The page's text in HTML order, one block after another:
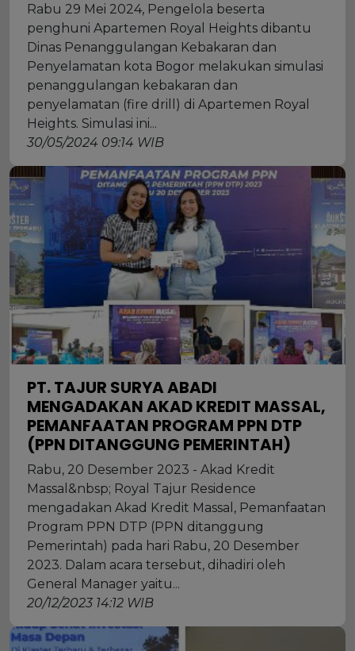
Rabu 29 Mei 2024, Pengelola beserta
penghuni Apartemen Royal Heights dibantu
Dinas Penanggulangan Kebakaran dan
Penyelamatan kota Bogor melakukan simulasi
penanggulangan kebakaran dan
penyelamatan (fire drill) di Apartemen Royal
Heights. Simulasi ini...
30/05/2024 09:14 WIB
PT. TAJUR SURYA ABADI
MENGADAKAN AKAD KREDIT MASSAL,
PEMANFAATAN PROGRAM PPN DTP
(PPN DITANGGUNG PEMERINTAH)
Rabu, 20 Desember 2023 - Akad Kredit
Massal&nbsp; Royal Tajur Residence
mengadakan Akad Kredit Massal, Pemanfaatan
Program PPN DTP (PPN ditanggung
Pemerintah) pada hari Rabu, 20 Desember
2023. Dalam acara tersebut, dihadiri oleh
General Manager yaitu...
20/12/2023 14:12 WIB